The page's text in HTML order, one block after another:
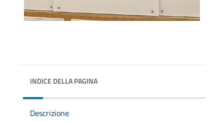
INDICE DELLA PAGINA
Descrizione